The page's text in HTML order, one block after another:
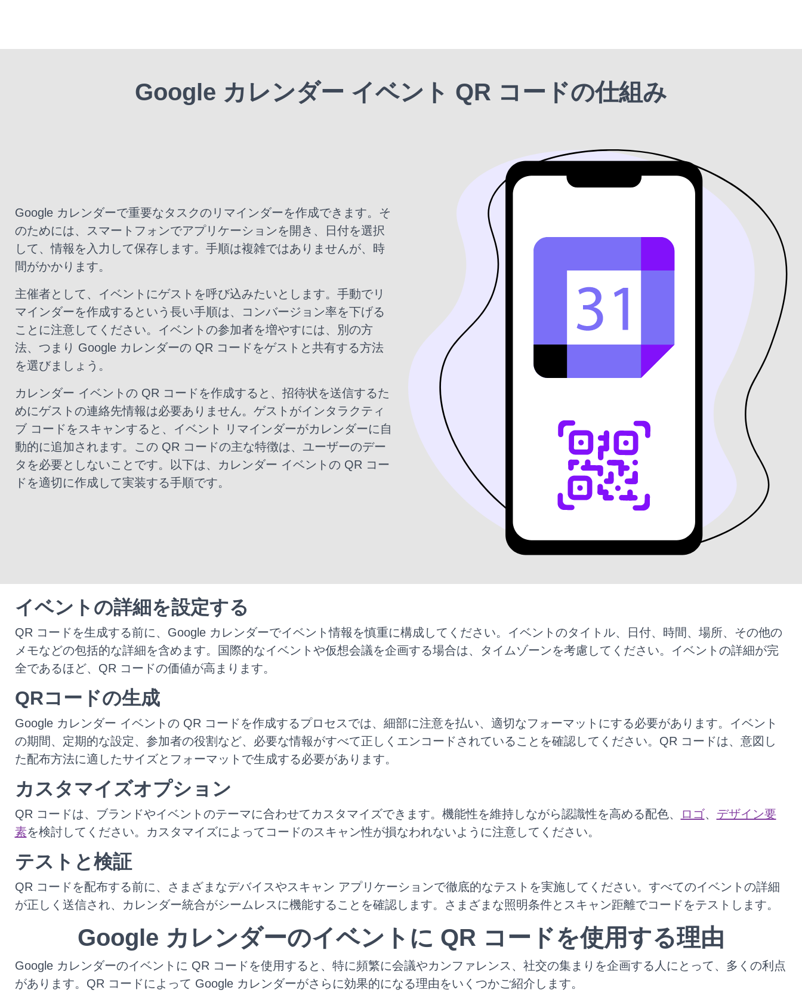
Google カレンダー イベント QR コードの仕組み
Google カレンダーで重要なタスクのリマインダーを作成できます。そ
のためには、スマートフォンでアプリケーションを開き、日付を選択
して、情報を入力して保存します。手順は複雑ではありませんが、時
間がかかります。
主催者として、イベントにゲストを呼び込みたいとします。手動でリ
マインダーを作成するという長い手順は、コンバージョン率を下げる
ことに注意してください。イベントの参加者を増やすには、別の方
法、つまり Google カレンダーの QR コードをゲストと共有する方法
を選びましょう。
カレンダー イベントの QR コードを作成すると、招待状を送信するた
めにゲストの連絡先情報は必要ありません。ゲストがインタラクティ
ブ コードをスキャンすると、イベント リマインダーがカレンダーに自
動的に追加されます。この QR コードの主な特徴は、ユーザーのデー
タを必要としないことです。以下は、カレンダー イベントの QR コー
ドを適切に作成して実装する手順です。
イベントの詳細を設定する
QR コードを生成する前に、Google カレンダーでイベント情報を慎重に構成してください。イベントのタイトル、日付、時間、場所、その他の
メモなどの包括的な詳細を含めます。国際的なイベントや仮想会議を企画する場合は、タイムゾーンを考慮してください。イベントの詳細が完
全であるほど、QR コードの価値が高まります。
QRコードの生成
Google カレンダー イベントの QR コードを作成するプロセスでは、細部に注意を払い、適切なフォーマットにする必要があります。イベント
の期間、定期的な設定、参加者の役割など、必要な情報がすべて正しくエンコードされていることを確認してください。QR コードは、意図し
た配布方法に適したサイズとフォーマットで生成する必要があります。
カスタマイズオプション
QR コードは、ブランドやイベントのテーマに合わせてカスタマイズできます。機能性を維持しながら認識性を高める配色、 ロゴ、 デザイン要
素を検討してください。カスタマイズによってコードのスキャン性が損なわれないように注意してください。
テストと検証
QR コードを配布する前に、さまざまなデバイスやスキャン アプリケーションで徹底的なテストを実施してください。すべてのイベントの詳細
が正しく送信され、カレンダー統合がシームレスに機能することを確認します。さまざまな照明条件とスキャン距離でコードをテストします。
Google カレンダーのイベントに QR コードを使用する理由
Google カレンダーのイベントに QR コードを使用すると、特に頻繁に会議やカンファレンス、社交の集まりを企画する人にとって、多くの利点
があります。QR コードによって Google カレンダーがさらに効果的になる理由をいくつかご紹介します。